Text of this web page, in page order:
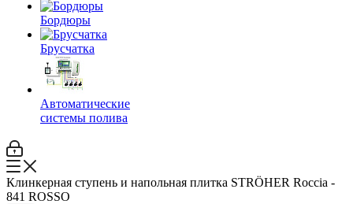
Бордюры
Брусчатка
Автоматические
системы полива
Клинкерная ступень и напольная плитка STRÖHER Roccia -
841 ROSSO